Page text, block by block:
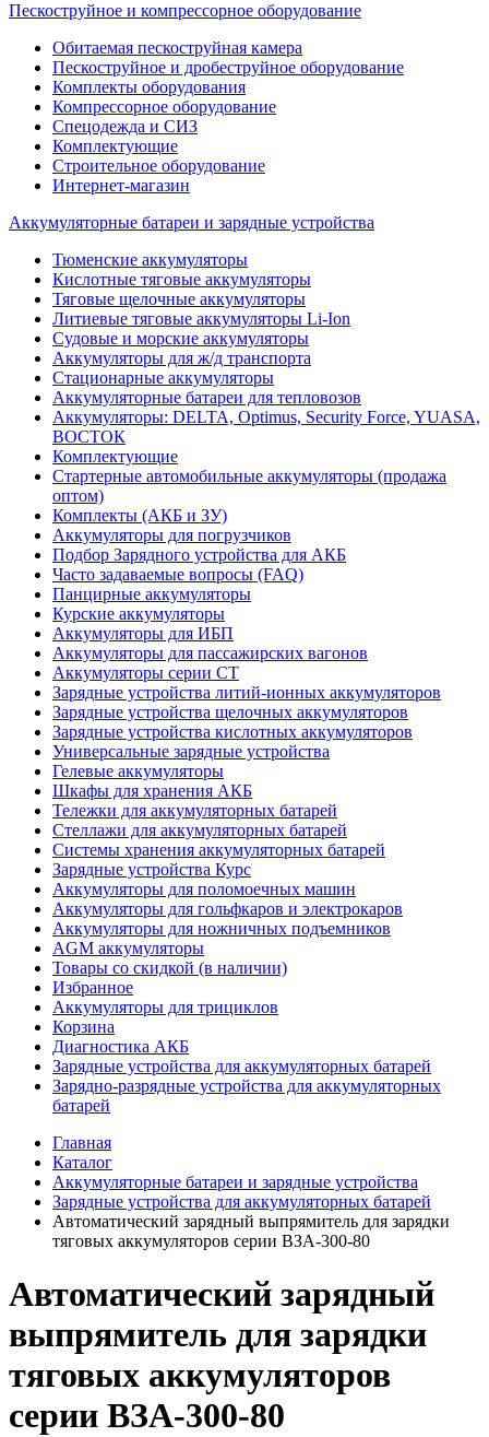
Пескоструйное и компрессорное оборудование
Обитаемая пескоструйная камера
Пескоструйное и дробеструйное оборудование
Комплекты оборудования
Компрессорное оборудование
Спецодежда и СИЗ
Комплектующие
Строительное оборудование
Интернет-магазин
Аккумуляторные батареи и зарядные устройства
Тюменские аккумуляторы
Кислотные тяговые аккумуляторы
Тяговые щелочные аккумуляторы
Литиевые тяговые аккумуляторы Li-Ion
Судовые и морские аккумуляторы
Аккумуляторы для ж/д транспорта
Стационарные аккумуляторы
Аккумуляторные батареи для тепловозов
Аккумуляторы: DELTA, Optimus, Security Force, YUASA,
ВОСТОК
Комплектующие
Стартерные автомобильные аккумуляторы (продажа
оптом)
Комплекты (АКБ и ЗУ)
Аккумуляторы для погрузчиков
Подбор Зарядного устройства для АКБ
Часто задаваемые вопросы (FAQ)
Панцирные аккумуляторы
Курские аккумуляторы
Аккумуляторы для ИБП
Аккумуляторы для пассажирских вагонов
Аккумуляторы серии СТ
Зарядные устройства литий-ионных аккумуляторов
Зарядные устройства щелочных аккумуляторов
Зарядные устройства кислотных аккумуляторов
Универсальные зарядные устройства
Гелевые аккумуляторы
Шкафы для хранения АКБ
Тележки для аккумуляторных батарей
Стеллажи для аккумуляторных батарей
Системы хранения аккумуляторных батарей
Зарядные устройства Курс
Аккумуляторы для поломоечных машин
Аккумуляторы для гольфкаров и электрокаров
Аккумуляторы для ножничных подъемников
AGM аккумуляторы
Товары со скидкой (в наличии)
Избранное
Аккумуляторы для трициклов
Корзина
Диагностика АКБ
Зарядные устройства для аккумуляторных батарей
Зарядно-разрядные устройства для аккумуляторных
батарей
Главная
Каталог
Аккумуляторные батареи и зарядные устройства
Зарядные устройства для аккумуляторных батарей
Автоматический зарядный выпрямитель для зарядки
тяговых аккумуляторов серии ВЗА-300-80
Автоматический зарядный
выпрямитель для зарядки
тяговых аккумуляторов
серии ВЗА-300-80